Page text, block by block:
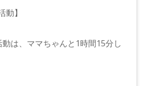
動】
は、ママちゃんと1時間15分し